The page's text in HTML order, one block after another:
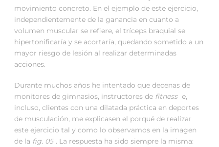
movimiento concreto. En el ejemplo de este ejercicio,
independientemente de la ganancia en cuanto a
volumen muscular se refiere, el tríceps braquial se
hipertonificaría y se acortaría, quedando sometido a un
mayor riesgo de lesión al realizar determinadas
acciones.
Durante muchos años he intentado que decenas de
monitores de gimnasios, instructores de fitness e,
incluso, clientes con una dilatada práctica en deportes
de musculación, me explicasen el porqué de realizar
este ejercicio tal y como lo observamos en la imagen
de la fig. 05 . La respuesta ha sido siempre la misma: